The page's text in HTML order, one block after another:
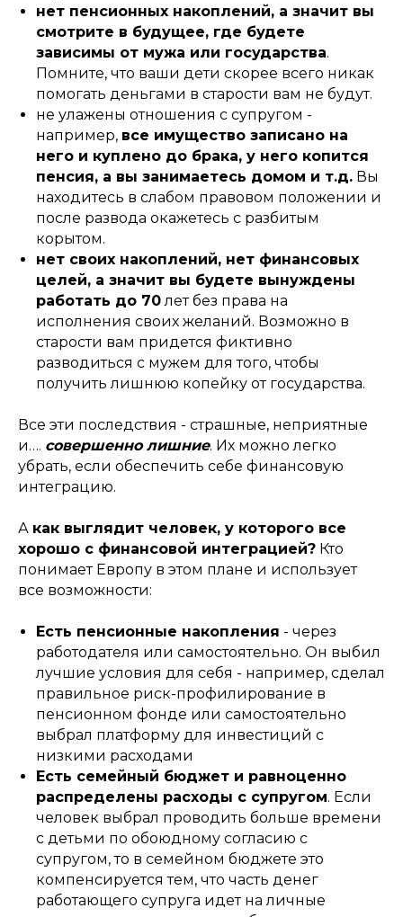
нет пенсионных накоплений, а значит вы
смотрите в будущее, где будете
зависимы от мужа или государства.
Помните, что ваши дети скорее всего никак
помогать деньгами в старости вам не будут.
не улажены отношения с супругом -
например, все имущество записано на
него и куплено до брака, у него копится
пенсия, а вы занимаетесь домом и т.д. Вы
находитесь в слабом правовом положении и
после развода окажетесь с разбитым
корытом.
нет своих накоплений, нет финансовых
целей, а значит вы будете вынуждены
работать до 70лет без права на
исполнения своих желаний. Возможно в
старости вам придется фиктивно
разводиться с мужем для того, чтобы
получить лишнюю копейку от государства.
Все эти последствия - страшные, неприятные
и…. совершенно лишние. Их можно легко
убрать, если обеспечить себе финансовую
интеграцию.
А как выглядит человек, у которого все
хорошо с финансовой интеграцией? Кто
понимает Европу в этом плане и использует
все возможности:
Есть пенсионные накопления - через
работодателя или самостоятельно. Он выбил
лучшие условия для себя - например, сделал
правильное риск-профилирование в
пенсионном фонде или самостоятельно
выбрал платформу для инвестиций с
низкими расходами
Есть семейный бюджет и равноценно
распределены расходы с супругом. Если
человек выбрал проводить больше времени
с детьми по обоюдному согласию с
супругом, то в семейном бюджете это
компенсируется тем, что часть денег
работающего супруга идет на личные